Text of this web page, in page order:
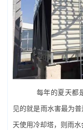
每年的夏天都是
见的就是雨水害最为
天使用冷却塔，则雨水